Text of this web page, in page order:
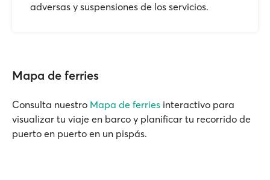
adversas y suspensiones de los servicios.
Mapa de ferries
Consulta nuestro Mapa de ferries interactivo para
visualizar tu viaje en barco y planificar tu recorrido de
puerto en puerto en un pispás.